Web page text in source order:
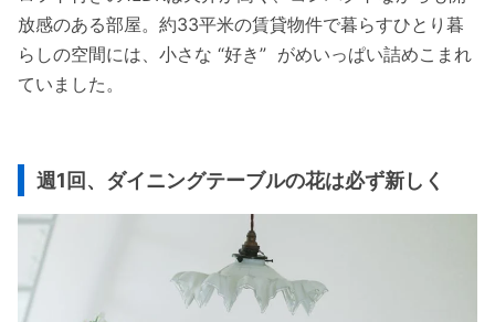
放感のある部屋。約33平米の賃貸物件で暮らすひとり暮
らしの空間には、小さな “好き” がめいっぱい詰めこまれ
ていました。
週1回、ダイニングテーブルの花は必ず新しく